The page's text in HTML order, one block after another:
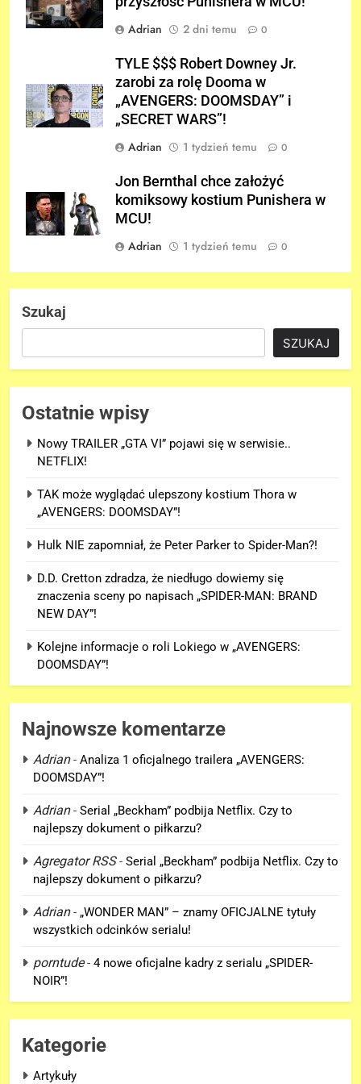
Adrian
2 dni temu 0
TYLE $$$ Robert Downey Jr.
zarobi za rolę Dooma w
„AVENGERS: DOOMSDAY” i
„SECRET WARS”!
Adrian
1 tydzień temu 0
Jon Bernthal chce założyć
komiksowy kostium Punishera w
MCU!
Adrian
1 tydzień temu 0
Szukaj
SZUKAJ
Ostatnie wpisy
Nowy TRAILER „GTA VI” pojawi się w serwisie..
NETFLIX!
TAK może wyglądać ulepszony kostium Thora w
„AVENGERS: DOOMSDAY”!
Hulk NIE zapomniał, że Peter Parker to Spider-Man?!
D.D. Cretton zdradza, że niedługo dowiemy się
znaczenia sceny po napisach „SPIDER-MAN: BRAND
NEW DAY”!
Kolejne informacje o roli Lokiego w „AVENGERS:
DOOMSDAY”!
Najnowsze komentarze
Adrian- Analiza 1 oficjalnego trailera „AVENGERS:
DOOMSDAY”!
Adrian- Serial „Beckham” podbija Netflix. Czy to
najlepszy dokument o piłkarzu?
Agregator RSS- Serial „Beckham” podbija Netflix. Czy to
najlepszy dokument o piłkarzu?
Adrian- „WONDER MAN” – znamy OFICJALNE tytuły
wszystkich odcinków serialu!
porntude- 4 nowe oficjalne kadry z serialu „SPIDER-
NOIR”!
Kategorie
Artykuły
Kolejne informacje o roli
Lokiego w „AVENGERS:
DOOMSDAY”!
FILMY
6
Trailer „AVENGERS: ENDGAME
FILMY